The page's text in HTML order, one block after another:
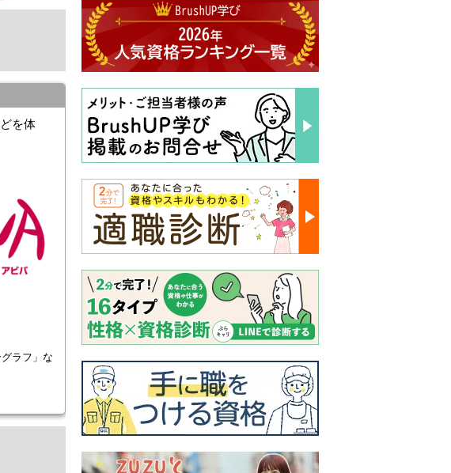
を体
ラフ」な
目指す姿